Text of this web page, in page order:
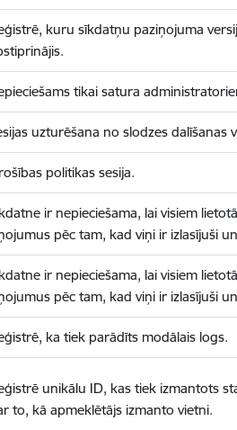
kuru sīkdatņu paziņojuma
tikai satura
uzturēšana no slodzes dalīšanas
politikas sesija.
ir nepieciešama, lai visiem
pēc tam, kad viņi ir izlasījuši
ir nepieciešama, lai visiem
pēc tam, kad viņi ir izlasījuši
ka tiek parādīts modālais logs.
unikālu ID, kas tiek izmantots
to, kā apmeklētājs izmanto vietni.